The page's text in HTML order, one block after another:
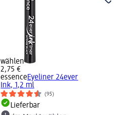
wählen
2,75 €
essenceEyeliner 24ever
Ink, 1,2 ml
(95)
Lieferbar